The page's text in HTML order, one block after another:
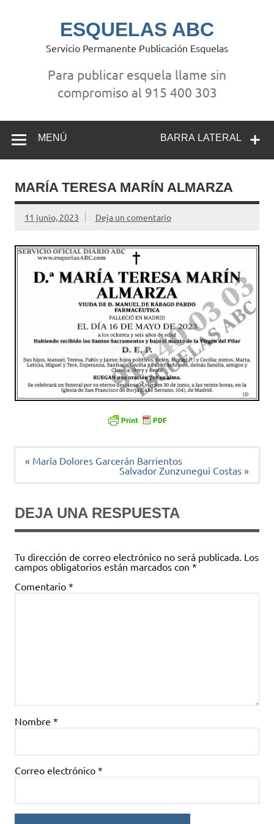
ESQUELAS ABC
Servicio Permanente Publicación Esquelas
Para publicar esquela llame sin
compromiso al 915 400 303
BARRA LATERAL
MENÚ
MARÍA TERESA MARÍN ALMARZA
11 junio, 2023 Deja un comentario
Navegación
« María Dolores Garcerán Barrientos
Salvador Zunzunegui Costas »
DEJA UNA RESPUESTA
Tu dirección de correo electrónico no será publicada. Los
campos obligatorios están marcados con *
Comentario *
Nombre *
Correo electrónico *